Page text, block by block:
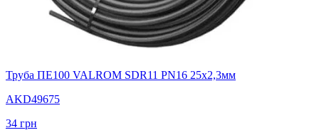
Труба ПЕ100 VALROM SDR11 PN16 25x2,3мм
AKD49675
34 грн